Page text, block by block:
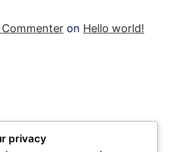
Commenter on Hello world!
privacy